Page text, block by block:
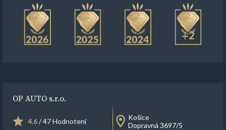
+2
OP AUTO s.r.o.
4.6/ 47 Hodnotení
Košice
Dopravná 3697/5